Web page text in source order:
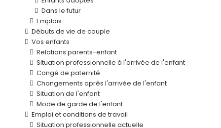
Dans le futur
Emplois
Débuts de vie de couple
Vos enfants
Relations parents-enfant
Situation professionnelle à l'arrivée de l'enfant
Congé de paternité
Changements après l'arrivée de l'enfant
Situation de l'enfant
Mode de garde de l'enfant
Emploi et conditions de travail
Situation professionnelle actuelle